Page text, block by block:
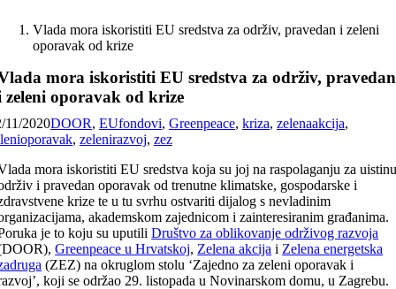
Vlada mora iskoristiti EU sredstva za održiv, pravedan i zeleni
oporavak od krize
mora iskoristiti EU sredstva za održiv, pravedan
zeleni oporavak od krize
11/2020DOOR, EUfondovi, Greenpeace, kriza, zelenaakcija,
, zelenirazvoj, zez
mora iskoristiti EU sredstva koja su joj na raspolaganju za
i pravedan oporavak od trenutne klimatske, gospodarske i
krize te u tu svrhu ostvariti dijalog s nevladinim
akademskom zajednicom i zainteresiranim građanima.
je to koju su uputiliDruštvo za oblikovanje održivog razvoja
Greenpeace u Hrvatskoj, Zelena akcija i Zelena energetska
(ZEZ) na okruglom stolu ‘Zajedno za zeleni oporavak i
koji se održao 29. listopada u Novinarskom domu, u Zagrebu.